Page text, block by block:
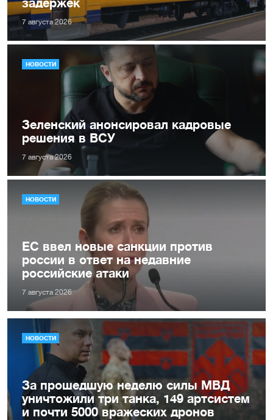
7 августа 2026
НОВОСТИ
Зеленский анонсировал кадровые
решения в ВСУ
7 августа 2026
НОВОСТИ
ЕС ввел новые санкции против
россии в ответ на недавние
российские атаки
7 августа 2026
НОВОСТИ
За прошедшую неделю силы МВД
уничтожили три танка, 149 артсистем
и почти 5000 вражеских дронов